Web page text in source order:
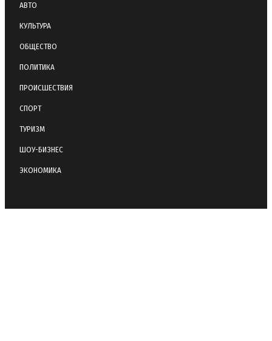
АВТО
КУЛЬТУРА
ОБЩЕСТВО
ПОЛИТИКА
ПРОИСШЕСТВИЯ
СПОРТ
ТУРИЗМ
ШОУ-БИЗНЕС
ЭКОНОМИКА